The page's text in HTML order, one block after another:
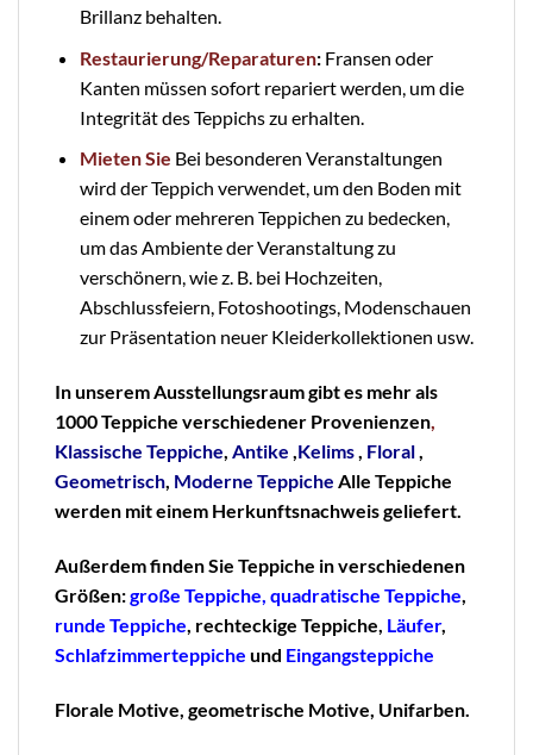
Brillanz behalten.
Restaurierung/Reparaturen:Fransen oder
Kanten müssen sofort repariert werden, um die
Integrität des Teppichs zu erhalten.
Mieten Sie Bei besonderen Veranstaltungen
wird der Teppich verwendet, um den Boden mit
einem oder mehreren Teppichen zu bedecken,
um das Ambiente der Veranstaltung zu
verschönern, wie z. B. bei Hochzeiten,
Abschlussfeiern, Fotoshootings, Modenschauen
zur Präsentation neuer Kleiderkollektionen usw.
In unserem Ausstellungsraum gibt es mehr als
1000 Teppiche verschiedener Provenienzen,
Klassische Teppiche, Antike ,Kelims, Floral,
Geometrisch, Moderne Teppiche Alle Teppiche
werden mit einem Herkunftsnachweis geliefert.
Außerdem finden Sie Teppiche in verschiedenen
Größen:große Teppiche, quadratische Teppiche,
runde Teppiche, rechteckige Teppiche, Läufer,
Schlafzimmerteppiche und Eingangsteppiche
Florale Motive, geometrische Motive, Unifarben.